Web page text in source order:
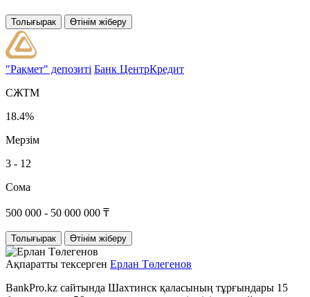
Толығырак Өтінім жіберу
"Рақмет" депозиті Банк ЦентрКредит
СЖТМ
18.4%
Мерзім
3 - 12
Сома
500 000 - 50 000 000 ₸
Толығырак Өтінім жіберу
Ақпаратты тексерген Ерлан Төлегенов
BankPro.kz сайтында Шахтинск қаласының тұрғындары 15